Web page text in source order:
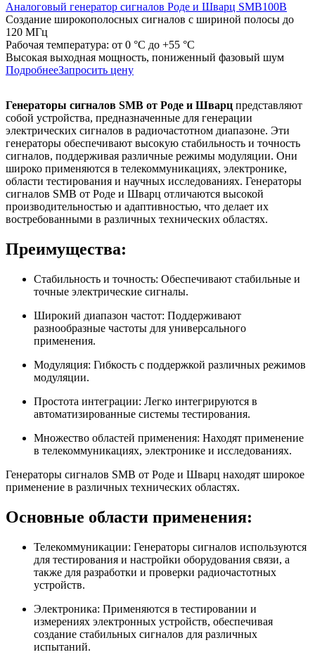
Аналоговый генератор сигналов Роде и Шварц SMB100B
Создание широкополосных сигналов с шириной полосы до
120 МГц
Рабочая температура: от 0 °C до +55 °C
Высокая выходная мощность, пониженный фазовый шум
ПодробнееЗапросить цену
Генераторы сигналов SMB от Роде и Шварц представляют
собой устройства, предназначенные для генерации
электрических сигналов в радиочастотном диапазоне. Эти
генераторы обеспечивают высокую стабильность и точность
сигналов, поддерживая различные режимы модуляции. Они
широко применяются в телекоммуникациях, электронике,
области тестирования и научных исследованиях. Генераторы
сигналов SMB от Роде и Шварц отличаются высокой
производительностью и адаптивностью, что делает их
востребованными в различных технических областях.
Преимущества:
Стабильность и точность: Обеспечивают стабильные и
точные электрические сигналы.
Широкий диапазон частот: Поддерживают
разнообразные частоты для универсального
применения.
Модуляция: Гибкость с поддержкой различных режимов
модуляции.
Простота интеграции: Легко интегрируются в
автоматизированные системы тестирования.
Множество областей применения: Находят применение
в телекоммуникациях, электронике и исследованиях.
Генераторы сигналов SMB от Роде и Шварц находят широкое
применение в различных технических областях.
Основные области применения:
Телекоммуникации: Генераторы сигналов используются
для тестирования и настройки оборудования связи, а
также для разработки и проверки радиочастотных
устройств.
Электроника: Применяются в тестировании и
измерениях электронных устройств, обеспечивая
создание стабильных сигналов для различных
испытаний.